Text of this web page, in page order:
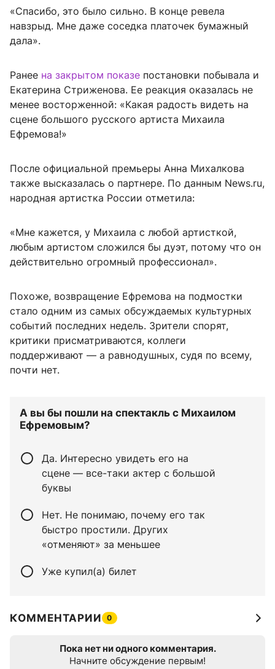
«Спасибо, это было сильно. В конце ревела
навзрыд. Мне даже соседка платочек бумажный
дала».
Ранее на закрытом показе постановки побывала и
Екатерина Стриженова. Ее реакция оказалась не
менее восторженной: «Какая радость видеть на
сцене большого русского артиста Михаила
Ефремова!»
После официальной премьеры Анна Михалкова
также высказалась о партнере. По данным News.ru,
народная артистка России отметила:
«Мне кажется, у Михаила с любой артисткой,
любым артистом сложился бы дуэт, потому что он
действительно огромный профессионал».
Похоже, возвращение Ефремова на подмостки
стало одним из самых обсуждаемых культурных
событий последних недель. Зрители спорят,
критики присматриваются, коллеги
поддерживают — а равнодушных, судя по всему,
почти нет.
А вы бы пошли на спектакль с Михаилом
Ефремовым?
Да. Интересно увидеть его на
сцене — все-таки актер с большой
буквы
Нет. Не понимаю, почему его так
быстро простили. Других
«отменяют» за меньшее
Уже купил(а) билет
КОММЕНТАРИИ 0
Пока нет ни одного комментария.
Начните обсуждение первым!